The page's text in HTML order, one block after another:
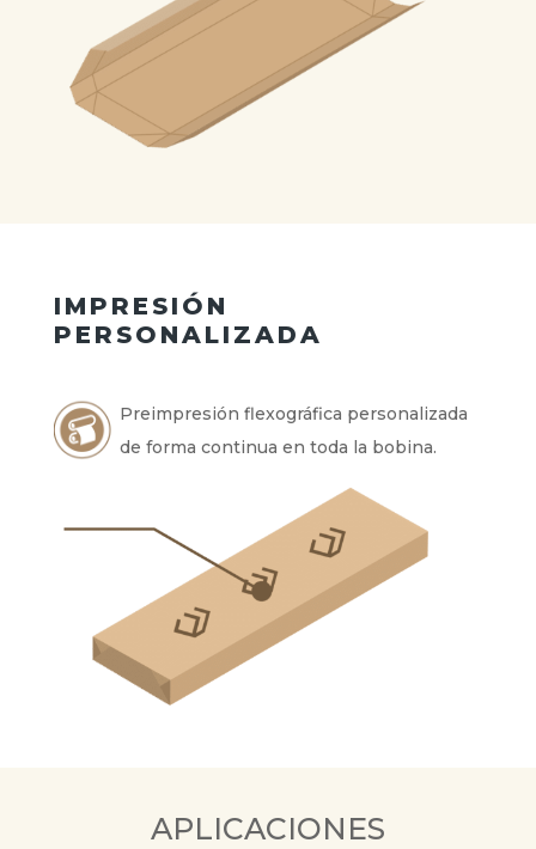
IMPRESIÓN
PERSONALIZADA
Preimpresión flexográfica personalizada
de forma continua en toda la bobina.
APLICACIONES